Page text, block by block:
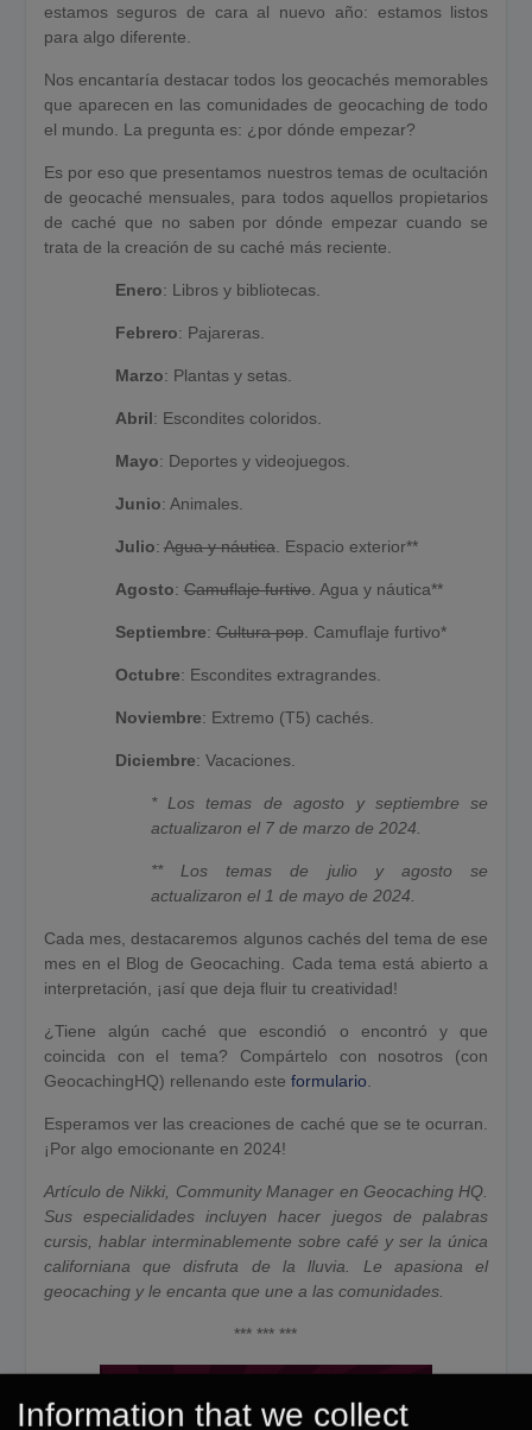
estamos seguros de cara al nuevo año: estamos listos
para algo diferente.
Nos encantaría destacar todos los geocachés memorables
que aparecen en las comunidades de geocaching de todo
el mundo. La pregunta es: ¿por dónde empezar?
Es por eso que presentamos nuestros temas de ocultación
de geocaché mensuales, para todos aquellos propietarios
de caché que no saben por dónde empezar cuando se
trata de la creación de su caché más reciente.
Enero: Libros y bibliotecas.
Febrero: Pajareras.
Marzo: Plantas y setas.
Abril: Escondites coloridos.
Mayo: Deportes y videojuegos.
Junio: Animales.
Julio: Agua y náutica. Espacio exterior**
Agosto: Camuflaje furtivo. Agua y náutica**
Septiembre: Cultura pop. Camuflaje furtivo*
Octubre: Escondites extragrandes.
Noviembre: Extremo (T5) cachés.
Diciembre: Vacaciones.
* Los temas de agosto y septiembre se
actualizaron el 7 de marzo de 2024.
** Los temas de julio y agosto se
actualizaron el 1 de mayo de 2024.
Cada mes, destacaremos algunos cachés del tema de ese
mes en el Blog de Geocaching. Cada tema está abierto a
interpretación, ¡así que deja fluir tu creatividad!
¿Tiene algún caché que escondió o encontró y que
coincida con el tema? Compártelo con nosotros (con
GeocachingHQ) rellenando este formulario
Esperamos ver las creaciones de caché que se te ocurran.
¡Por algo emocionante en 2024!
Artículo de Nikki, Community Manager en Geocaching HQ.
Sus especialidades incluyen hacer juegos de palabras
cursis, hablar interminablemente sobre café y ser la única
californiana que disfruta de la lluvia. Le apasiona el
geocaching y le encanta que une a las comunidades.
*** *** ***
Information that we collect